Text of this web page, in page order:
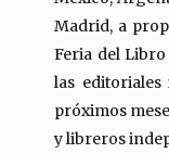
Madrid, a
Feria del
las
próximos
y libreros